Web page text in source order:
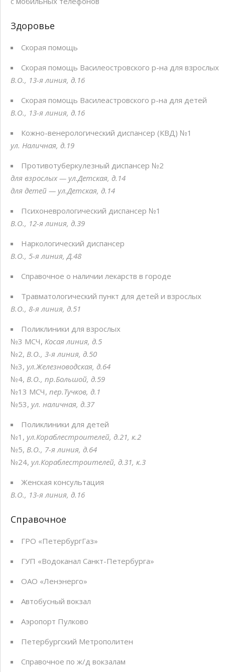
Здоровье
Скорая помощь
Скорая помощь Василеостровского р-на для взрослых
В.О., 13-я линия, д.16
Скорая помощь Василеастровского р-на для детей
В.О., 13-я линия, д.16
Кожно-венерологический диспансер (КВД) №1
ул. Наличная, д.19
Противотуберкулезный диспансер №2
для взрослых — ул.Детская, д.14
для детей — ул.Детская, д.14
Психоневрологический диспансер №1
В.О., 12-я линия, д.39
Наркологический диспансер
В.О., 5-я линия, Д.48
Справочное о наличии лекарств в городе
Травматологический пункт для детей и взрослых
В.О., 8-я линия, д.51
Поликлиники для взрослых
№3 МСЧ, Косая линия, д.5
№2, В.О., 3-я линия, д.50
№3, ул.Железноводская, д.64
№4, В.О., пр.Большой, д.59
№13 МСЧ, пер.Тучков, д.1
№53, ул. наличная, д.37
Поликлиники для детей
№1, ул.Кораблестроителей, д.21, к.2
№5, В.О., 7-я линия, д.64
№24, ул.Кораблестроителей, д.31, к.3
Женская консультация
В.О., 13-я линия, д.16
Справочное
ГРО «ПетербургГаз»
ГУП «Водоканал Санкт-Петербурга»
ОАО «Ленэнерго»
Автобусный вокзал
Аэропорт Пулково
Петербургский Метрополитен
Справочное по ж/д вокзалам